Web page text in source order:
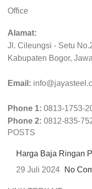
Office
Alamat:
Jl. Cileungsi - Setu
Kabupaten Bogor,
Email:
Phone 1: 0813-1753-
Phone 2: 0812-835-
POSTS
Harga Baja Ringan
29 Juli 2024
No